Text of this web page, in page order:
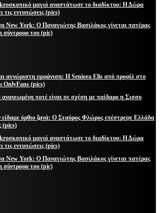
μαγιό αναστάτωσε το διαδίκτυο: Η Δώρα
τις εντυπώσεις (pics)
New York: Ο Παναγιώτης Βασιλάκος γίνεται πατέρας
σύντροφο του (pic)
αγνώριστη εμφάνιση: Η Seniora Elis από προφίλ στο
OnlyFans (pics)
ποτέ είναι σε σχέση με παίδαρο η Σισσυ
είδαμε όρθιο ξανά: Ο Σταύρος Φλώρος επέστρεψε Ελλάδα
(pics)
μαγιό αναστάτωσε το διαδίκτυο: Η Δώρα
τις εντυπώσεις (pics)
New York: Ο Παναγιώτης Βασιλάκος γίνεται πατέρας
σύντροφο του (pic)